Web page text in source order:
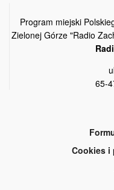
Program miejski
Zielonej Górze "Radio
65-
Cookies i